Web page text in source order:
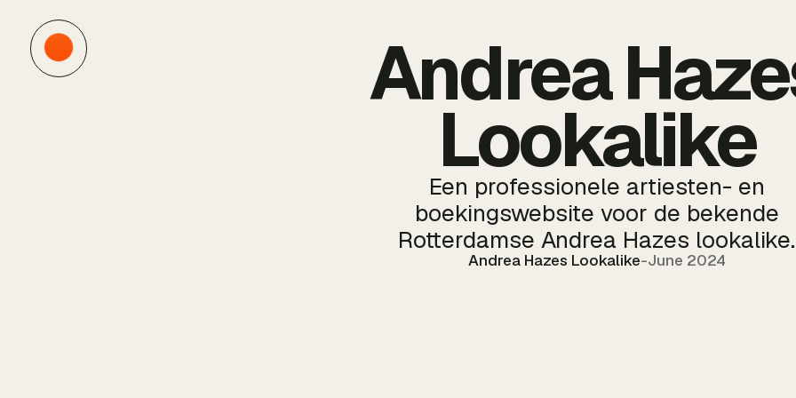
Andrea
Lookalike
Een professionele artiesten- en
boekingswebsite voor de bekende
Rotterdamse Andrea Hazes lookalike.
Andrea Hazes Lookalike-June 2024